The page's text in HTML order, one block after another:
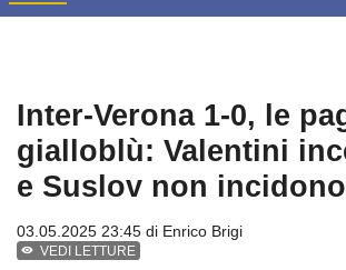
Inter-Verona 1-0, le
gialloblù: Valentini
e Suslov non incidono
03.05.2025 23:45 di Enrico Brigi
VEDI LETTURE